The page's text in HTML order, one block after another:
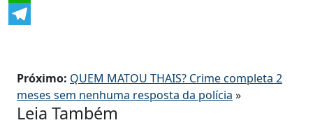
WhatsApp
Próximo: QUEM MATOU THAIS? Crime completa 2
meses sem nenhuma resposta da polícia »
Leia Também